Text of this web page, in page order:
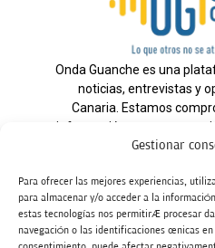
Gestionar
Para ofrecer las mejores experiencias,
para almacenar y/o acceder a la
estas tecnologías nos permitirá procesar
navegación o las identificaciones únicas
Onda Guanche es una
noticias, entrevistas y
Canaria. Estamos
información veraz y un
nuestra
Todos los derechos reservados.